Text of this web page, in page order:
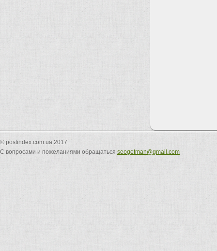
© postindex.com.ua 2017
С вопросами и пожеланиями обращаться seogetman@gmail.com